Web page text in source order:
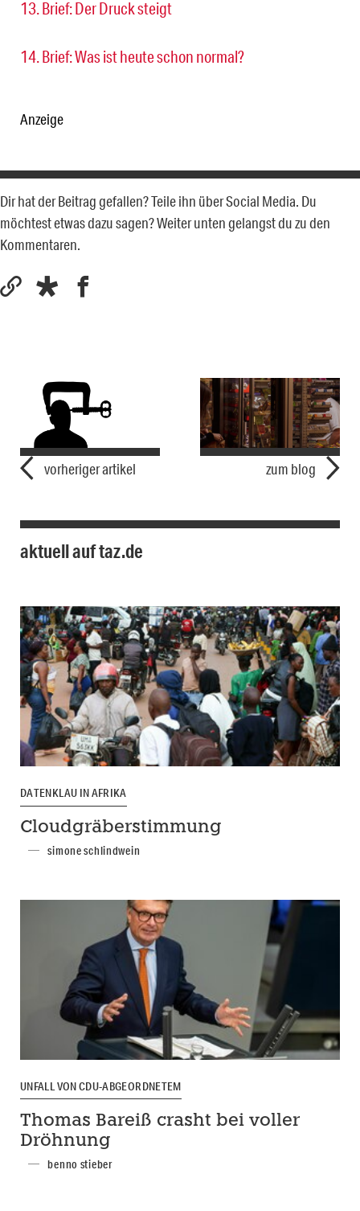
13. Brief: Der Druck steigt
14. Brief: Was ist heute schon normal?
Anzeige
Dir hat der Beitrag gefallen? Teile ihn über Social Media. Du
möchtest etwas dazu sagen? Weiter unten gelangst du zu den
Kommentaren.
vorheriger artikel zum blog
aktuell auf taz.de
DATENKLAU IN AFRIKA
Cloudgräberstimmung
simone schlindwein
UNFALL VON CDU-ABGEORDNETEM
Thomas Bareiß crasht bei voller
Dröhnung
benno stieber